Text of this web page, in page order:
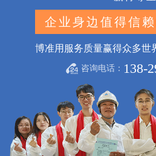
企业身边值得信
博准用服务质量赢得众多世
咨询电话： 138-